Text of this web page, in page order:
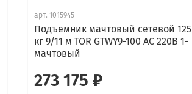
арт.1015945
Подъемник мачтовый сетевой 125
кг 9/11 м TOR GTWY9-100 AC 220В 1-
мачтовый
273 175 ₽